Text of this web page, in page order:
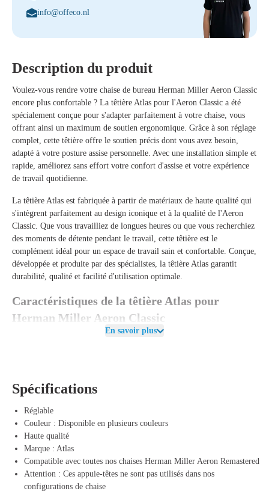
info@offeco.nl
Description du produit
Voulez-vous rendre votre chaise de bureau Herman Miller Aeron Classic
encore plus confortable ? La têtière Atlas pour l'Aeron Classic a été
spécialement conçue pour s'adapter parfaitement à votre chaise, vous
offrant ainsi un maximum de soutien ergonomique. Grâce à son réglage
complet, cette têtière offre le soutien précis dont vous avez besoin,
adapté à votre posture assise personnelle. Avec une installation simple et
rapide, améliorez sans effort votre confort d'assise et votre expérience
de travail quotidienne.
La têtière Atlas est fabriquée à partir de matériaux de haute qualité qui
s'intègrent parfaitement au design iconique et à la qualité de l'Aeron
Classic. Que vous travailliez de longues heures ou que vous recherchiez
des moments de détente pendant le travail, cette têtière est le
complément idéal pour un espace de travail sain et confortable. Conçue,
développée et produite par des spécialistes, la têtière Atlas garantit
durabilité, qualité et facilité d'utilisation optimale.
Caractéristiques de la têtière Atlas pour
Herman Miller Aeron Classic
La têtière Atlas combine un design réfléchi avec une fonctionnalité
travail. Grâce à son système de fixation astucieux, la têtière est facile à
d'une posture assise améliorée et d'un confort supplémentaire.
Avec sa finition de haute qualité et sa construction solide mais flexible,
la têtière s'intègre parfaitement au design de l'Aeron Classic. La têtière
suit les mouvements de votre corps et offre précisément la détente dont
vous avez besoin pour votre cou et vos épaules. Que vous travailliez
activement ou que vous vous incliniez en arrière, la têtière Atlas vous
En savoir plus
Spécifications
Réglable
Couleur : Disponible en plusieurs couleurs
Haute qualité
Marque : Atlas
Compatible avec toutes nos chaises Herman Miller Aeron Remastered
Attention : Ces appuie-têtes ne sont pas utilisés dans nos
configurations de chaise